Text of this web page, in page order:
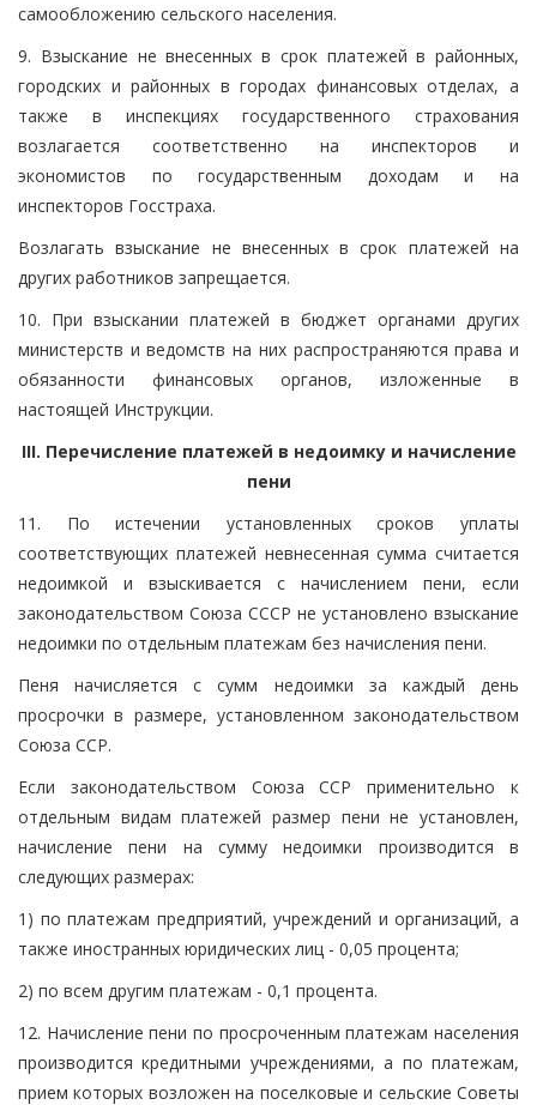
самообложению сельского населения.
9. Взыскание не внесенных в срок платежей в районных,
городских и районных в городах финансовых отделах, а
также в инспекциях государственного страхования
возлагается соответственно на инспекторов и
экономистов по государственным доходам и на
инспекторов Госстраха.
Возлагать взыскание не внесенных в срок платежей на
других работников запрещается.
10. При взыскании платежей в бюджет органами других
министерств и ведомств на них распространяются права и
обязанности финансовых органов, изложенные в
настоящей Инструкции.
III. Перечисление платежей в недоимку и начисление
пени
11. По истечении установленных сроков уплаты
соответствующих платежей невнесенная сумма считается
недоимкой и взыскивается с начислением пени, если
законодательством Союза СССР не установлено взыскание
недоимки по отдельным платежам без начисления пени.
Пеня начисляется с сумм недоимки за каждый день
просрочки в размере, установленном законодательством
Союза ССР.
Если законодательством Союза ССР применительно к
отдельным видам платежей размер пени не установлен,
начисление пени на сумму недоимки производится в
следующих размерах:
1) по платежам предприятий, учреждений и организаций, а
также иностранных юридических лиц - 0,05 процента;
2) по всем другим платежам - 0,1 процента.
12. Начисление пени по просроченным платежам населения
производится кредитными учреждениями, а по платежам,
прием которых возложен на поселковые и сельские Советы